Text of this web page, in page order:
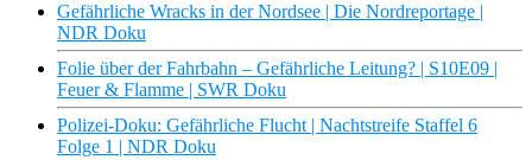
Gefährliche Wracks in der Nordsee | Die Nordreportage |
NDR Doku
Folie über der Fahrbahn – Gefährliche Leitung? | S10E09 |
Feuer & Flamme | SWR Doku
Polizei-Doku: Gefährliche Flucht | Nachtstreife Staffel 6
Folge 1 | NDR Doku